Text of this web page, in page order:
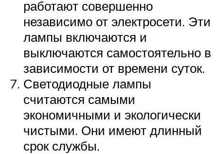
работают совершенно
независимо от электросети. Эти
лампы включаются и
выключаются самостоятельно в
зависимости от времени суток.
Светодиодные лампы
считаются самыми
экономичными и экологически
чистыми. Они имеют длинный
срок службы.